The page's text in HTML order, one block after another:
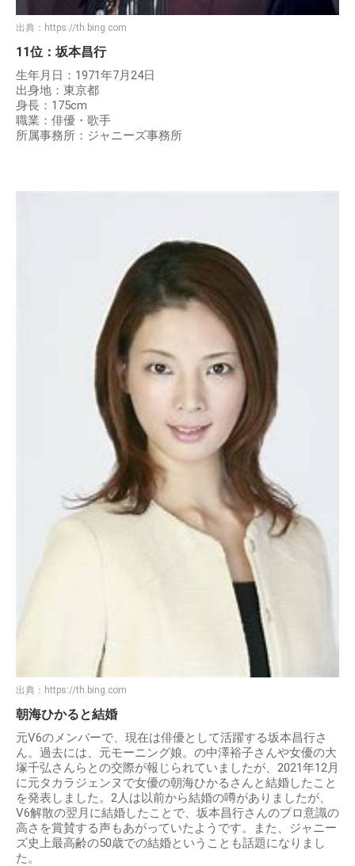
出典： https://th.bing.com
11位：坂本昌行
生年月日：1971年7月24日
出身地：東京都
身長：175cm
職業：俳優・歌手
所属事務所：ジャニーズ事務所
出典： https://th.bing.com
朝海ひかると結婚
元V6のメンバーで、現在は俳優として活躍する坂本昌行さ
ん。過去には、元モーニング娘。の中澤裕子さんや女優の大
塚千弘さんらとの交際が報じられていましたが、2021年12月
に元タカラジェンヌで女優の朝海ひかるさんと結婚したこと
を発表しました。2人は以前から結婚の噂がありましたが、
V6解散の翌月に結婚したことで、坂本昌行さんのプロ意識の
高さを賞賛する声もあがっていたようです。また、ジャニー
ズ史上最高齢の50歳での結婚ということも話題になりまし
た。